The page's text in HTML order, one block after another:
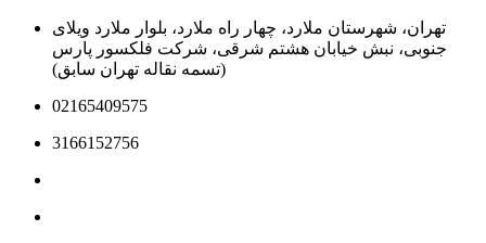
تهران، شهرستان ملارد، چهار راه ملارد، بلوار ملارد ویلای
جنوبی، نبش خیابان هشتم شرقی، شرکت فلکسور پارس
(تسمه نقاله تهران سابق)
02165409575
3166152756